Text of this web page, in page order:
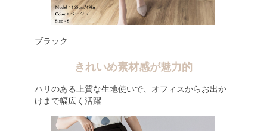
ブラック
きれいめ素材感が魅力的
ハリのある上質な生地使いで、オフィスからお出か
けまで幅広く活躍